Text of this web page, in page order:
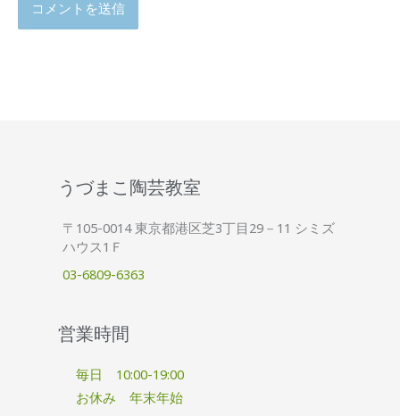
うづまこ陶芸教室
〒105-0014 東京都港区芝3丁目29－11 シミズ
ハウス1Ｆ
03-6809-6363
営業時間
毎日 10:00-19:00
お休み 年末年始